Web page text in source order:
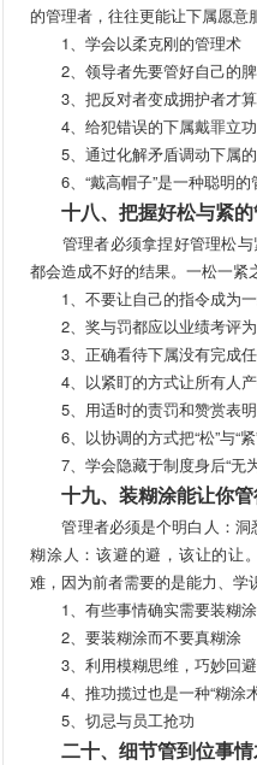
的管理者，往往更能让下属愿意
1、学会以柔克刚的管理术
2、领导者先要管好自己的
3、把反对者变成拥护者才
4、给犯错误的下属戴罪立功
5、通过化解矛盾调动下属的
6、“戴高帽子”是一种聪明的
十八、把握好松与紧
管理者必须拿捏好管理松与
都会造成不好的结果。一松一紧
1、不要让自己的指令成为一
2、奖与罚都应以业绩考评
3、正确看待下属没有完成
4、以紧盯的方式让所有人产
5、用适时的责罚和赞赏表明
6、以协调的方式把“松”与“紧
7、学会隐藏于制度身后“无
十九、装糊涂能让你
管理者必须是个明白人：洞
糊涂人：该避的避，该让的让
难，因为前者需要的是能力、学
1、有些事情确实需要装糊涂
2、要装糊涂而不要真糊涂
3、利用模糊思维，巧妙回
4、推功揽过也是一种“糊涂
5、切忌与员工抢功
二十、细节管到位事